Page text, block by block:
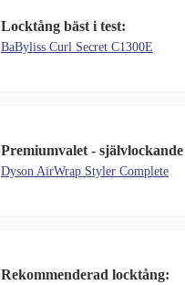
Locktång bäst i test:
BaByliss Curl Secret C1300E
Premiumvalet -
Dyson AirWrap Styler Complete
Rekommenderad locktång: